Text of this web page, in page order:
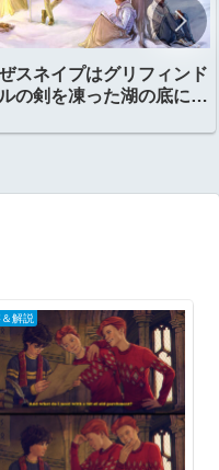
スネイプはグリフィンド
の剣を凍った湖の底に置
解説